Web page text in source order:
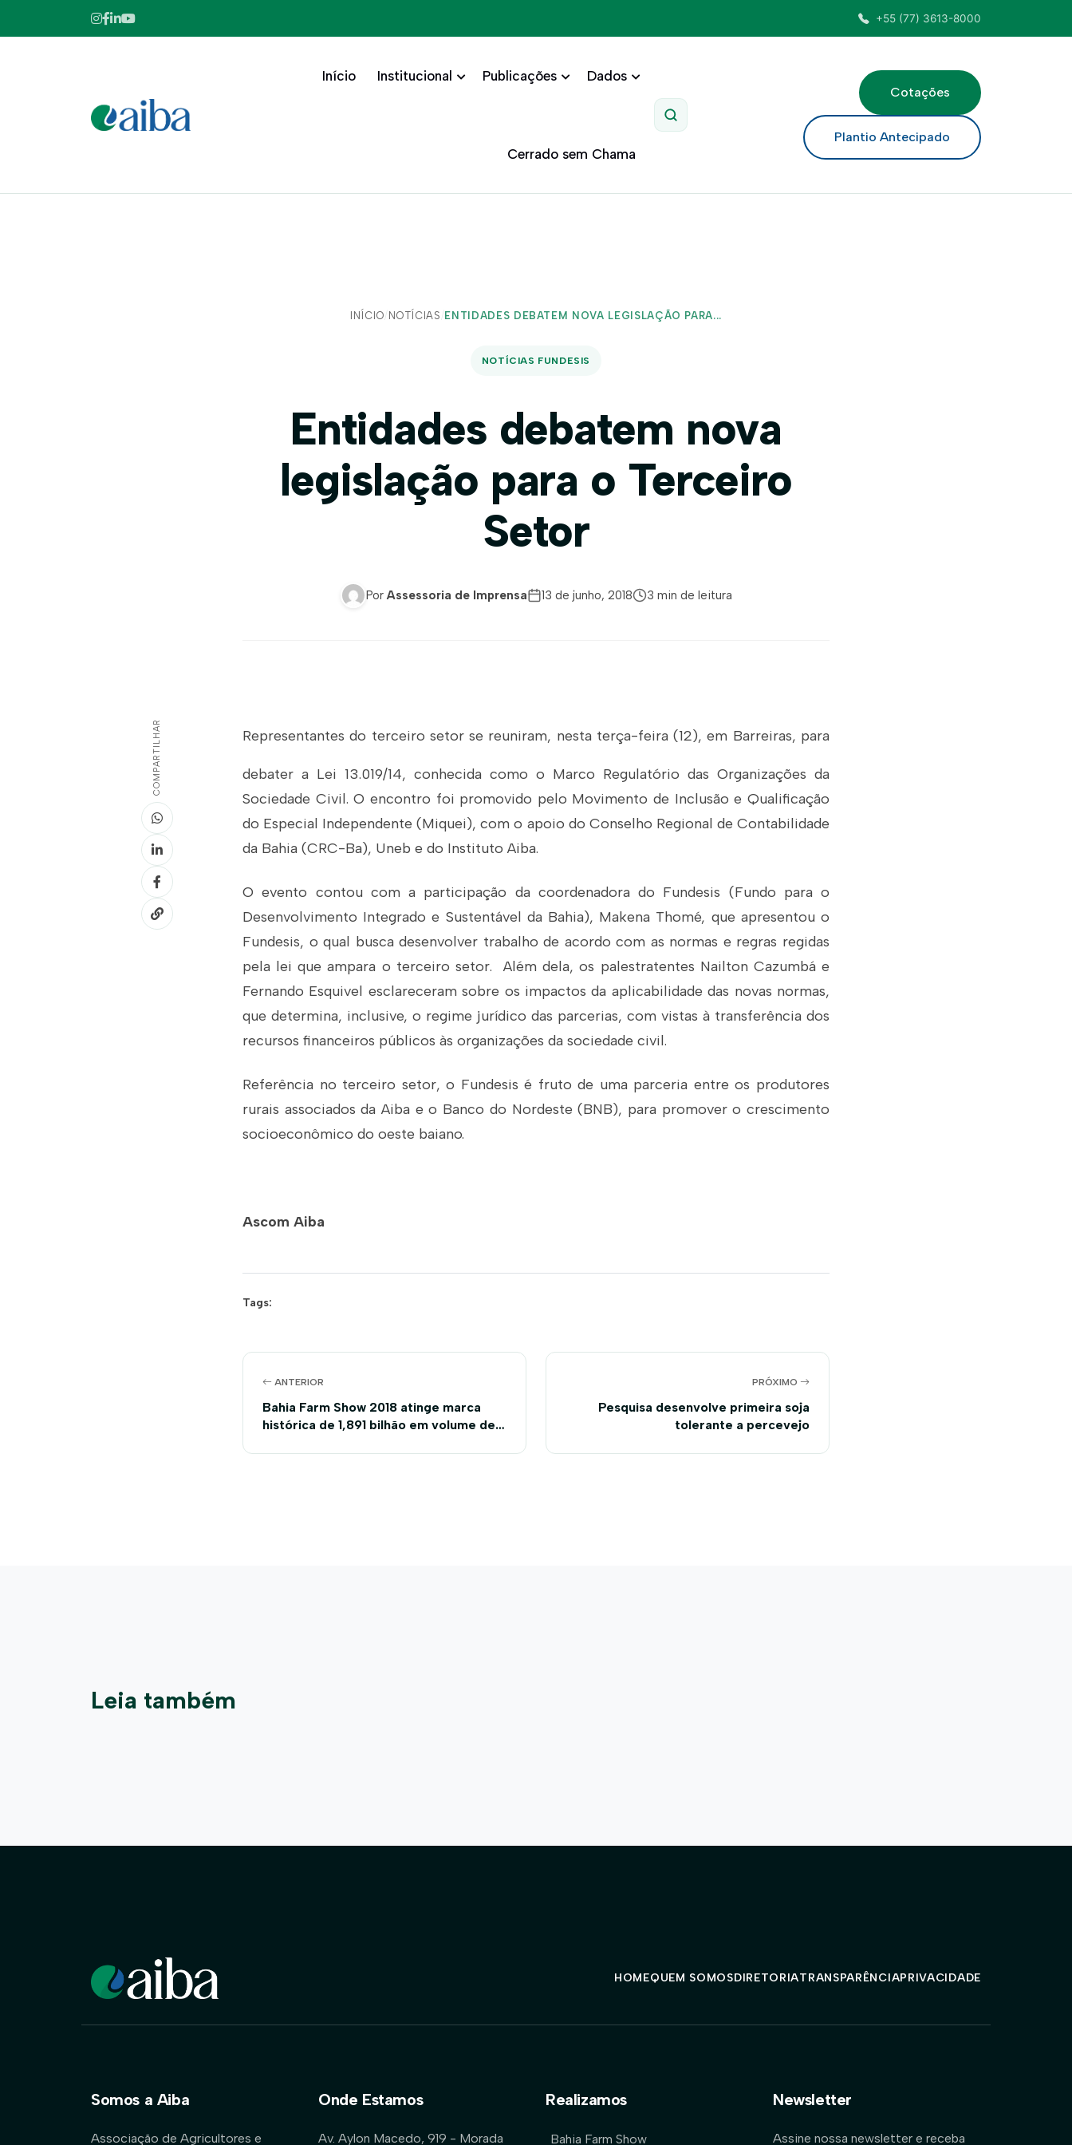
+55 (77) 3613-8000
Início Institucional Publicações Dados
Cerrado sem Chama
Pesquisar
Cotações
Plantio Antecipado
INÍCIO/ NOTÍCIAS / ENTIDADES DEBATEM NOVA LEGISLAÇÃO PARA...
NOTÍCIAS FUNDESIS
Entidades debatem nova
legislação para o Terceiro
Setor
Por Assessoria de Imprensa 13 de junho, 2018 3 min de leitura
COMPARTILHAR Representantes do terceiro setor se reuniram, nesta terça-feira (12), em Barreiras, para
debater a Lei 13.019/14, conhecida como o Marco Regulatório das Organizações da
Sociedade Civil. O encontro foi promovido pelo Movimento de Inclusão e Qualificação
do Especial Independente (Miquei), com o apoio do Conselho Regional de Contabilidade
da Bahia (CRC-Ba), Uneb e do Instituto Aiba.
O evento contou com a participação da coordenadora do Fundesis (Fundo para o
Desenvolvimento Integrado e Sustentável da Bahia), Makena Thomé, que apresentou o
Fundesis, o qual busca desenvolver trabalho de acordo com as normas e regras regidas
pela lei que ampara o terceiro setor. Além dela, os palestratentes Nailton Cazumbá e
Fernando Esquivel esclareceram sobre os impactos da aplicabilidade das novas normas,
que determina, inclusive, o regime jurídico das parcerias, com vistas à transferência dos
recursos financeiros públicos às organizações da sociedade civil.
Referência no terceiro setor, o Fundesis é fruto de uma parceria entre os produtores
rurais associados da Aiba e o Banco do Nordeste (BNB), para promover o crescimento
socioeconômico do oeste baiano.
Ascom Aiba
Tags:
ANTERIOR
Bahia Farm Show 2018 atinge marca
histórica de 1,891 bilhão em volume de
PRÓXIMO
Pesquisa desenvolve primeira soja
tolerante a percevejo
Leia também
HOMEQUEM SOMOSDIRETORIATRANSPARÊNCIAPRIVACIDADE
Somos a Aiba
Associação de Agricultores e
Onde Estamos
Av. Aylon Macedo, 919 - Morada
Realizamos
Bahia Farm Show
Newsletter
Assine nossa newsletter e receba